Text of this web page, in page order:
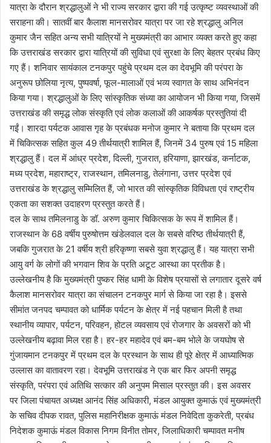
यात्रा के दौरान श्रद्धालुओं ने भी राज्य सरकार द्वारा की गई उत्कृष्ट व्यवस्थाओं की
सराहना की। सातवीं बार कैलाश मानसरोवर यात्रा पर जा रहे श्रद्धालु अनिल
कुमार जैन सहित अन्य सभी यात्रियों ने मुख्यमंत्री का आभार व्यक्त करते हुए कहा
कि उत्तराखंड सरकार द्वारा यात्रियों की सुविधा एवं सुरक्षा के लिए बेहतर प्रबंध किए
गए हैं। शनिवार सायंकाल टनकपुर पहुंचे प्रथम दल का देवभूमि की परंपरा के
अनुरूप छोलिया नृत्य, पुष्पवर्षा, फूल-मालाओं एवं भव्य स्वागत के साथ अभिनंदन
किया गया। श्रद्धालुओं के लिए सांस्कृतिक संध्या का आयोजन भी किया गया, जिसमें
उत्तराखंड की समृद्ध लोक संस्कृति एवं लोक कलाओं की आकर्षक प्रस्तुतियां दी
गईं। शारदा पर्यटक आवास गृह के प्रबंधक मनोज कुमार ने बताया कि प्रथम दल
में चिकित्सक सहित कुल 49 तीर्थयात्री शामिल हैं, जिनमें 34 पुरुष एवं 15 महिला
श्रद्धालु हैं। दल में आंध्र प्रदेश, दिल्ली, गुजरात, हरियाणा, झारखंड, कर्नाटक,
मध्य प्रदेश, महाराष्ट्र, राजस्थान, तमिलनाडु, तेलंगाना, उत्तर प्रदेश एवं
उत्तराखंड के श्रद्धालु सम्मिलित हैं, जो भारत की सांस्कृतिक विविधता एवं राष्ट्रीय
एकता का सशक्त उदाहरण प्रस्तुत करते हैं।
दल के साथ तमिलनाडु के डॉ. अरुण कुमार चिकित्सक के रूप में शामिल हैं।
राजस्थान के 68 वर्षीय पुरुषोत्तम खंडेलवाल दल के सबसे वरिष्ठ तीर्थयात्री हैं,
जबकि गुजरात के 21 वर्षीय श्री हरिकृष्णा सबसे युवा श्रद्धालु हैं। यह यात्रा सभी
आयु वर्ग के लोगों की भगवान शिव के प्रति अटूट आस्था का प्रतीक है।
उल्लेखनीय है कि मुख्यमंत्री पुष्कर सिंह धामी के विशेष प्रयासों से लगातार दूसरे वर्ष
कैलाश मानसरोवर यात्रा का संचालन टनकपुर मार्ग से किया जा रहा है। इससे
सीमांत जनपद चम्पावत को धार्मिक पर्यटन के क्षेत्र में नई पहचान मिली है तथा
स्थानीय व्यापार, पर्यटन, परिवहन, होटल व्यवसाय एवं रोजगार के अवसरों को भी
उल्लेखनीय बढ़ावा मिल रहा है। हर-हर महादेव एवं बम-बम भोले के जयघोष से
गुंजायमान टनकपुर में प्रथम दल के प्रस्थान के साथ ही पूरे क्षेत्र में आध्यात्मिक
उल्लास का वातावरण रहा। देवभूमि उत्तराखंड ने एक बार फिर अपनी समृद्ध
संस्कृति, परंपरा एवं अतिथि सत्कार की अनुपम मिसाल प्रस्तुत की। इस अवसर
पर जिला पंचायत अध्यक्ष आनंद सिंह अधिकारी, मंडल आयुक्त कुमाऊं एवं मुख्यमंत्री
के सचिव दीपक रावत, पुलिस महानिरीक्षक कुमाऊं मंडल निवेदिता कुकरेती, प्रबंध
निदेशक कुमाऊं मंडल विकास निगम विनीत तोमर, जिलाधिकारी चम्पावत मनीष